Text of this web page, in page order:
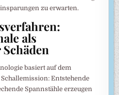
zu erwarten.
als
basiert auf dem
Entstehende
Spannstähle erzeugen